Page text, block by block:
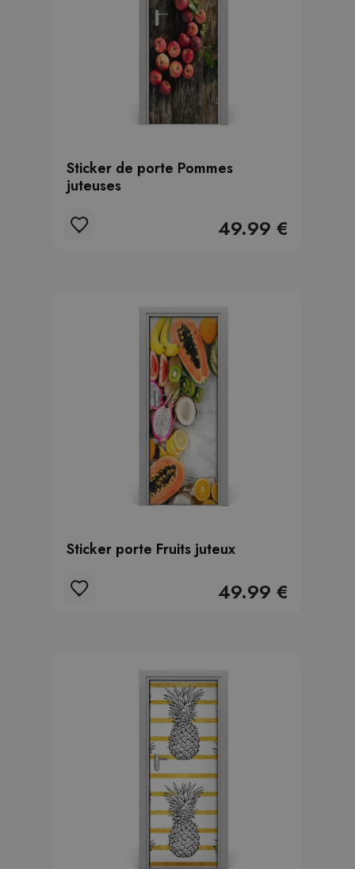
Sticker de porte Pommes
juteuses
49.99 €
Sticker porte Fruits juteux
49.99 €